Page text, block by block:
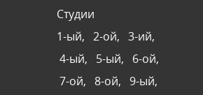
Студии
1-ый, 2-ой, 3-ий,
4-ый,
5-ый,
6-ой,
7-ой, 8-ой, 9-ый,